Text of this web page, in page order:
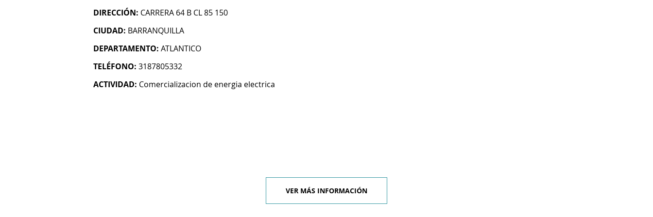
DIRECCIÓN: CARRERA 64 B CL 85 150
CIUDAD: BARRANQUILLA
DEPARTAMENTO: ATLANTICO
TELÉFONO: 3187805332
ACTIVIDAD: Comercializacion de energia electrica
VER MÁS INFORMACIÓN